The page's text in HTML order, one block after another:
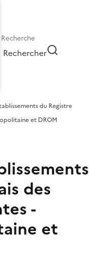
Rechercher
du Registre
et DROM
des
-
et